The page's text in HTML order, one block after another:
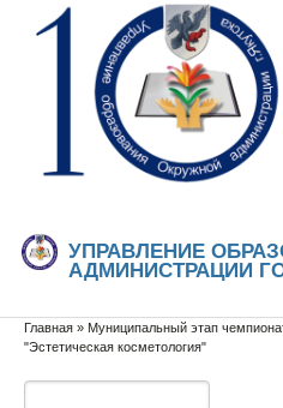
Перейти к основному содержанию
Skip to search
УПРАВЛЕНИЕ
АДМИНИСТРАЦИИ
Вы здесь
Главная » Муниципальный этап
"Эстетическая косметология"